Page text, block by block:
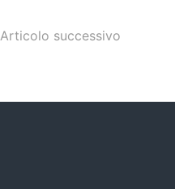
Articolo successivo